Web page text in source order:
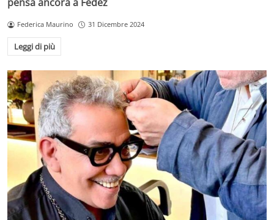
pensa ancora a Fedez
Federica Maurino 31 Dicembre 2024
Leggi di più